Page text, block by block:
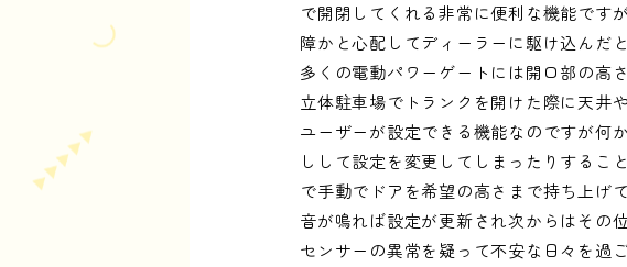
で開閉してくれる非常に便利な機能です
障かと心配してディーラーに駆け込んだ
多くの電動パワーゲートには開口部の高
立体駐車場でトランクを開けた際に天井
ユーザーが設定できる機能なのですが何
しして設定を変更してしまったりするこ
で手動でドアを希望の高さまで持ち上げ
音が鳴れば設定が更新され次からはその
センサーの異常を疑って不安な日々を過